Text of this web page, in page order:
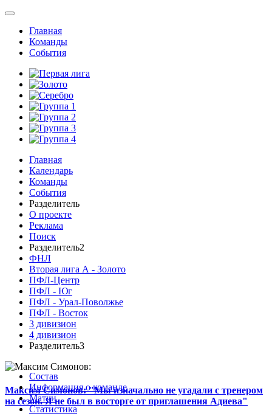
Главная
Команды
События
Главная
Календарь
Команды
События
Разделитель
О проекте
Реклама
Поиск
Разделитель2
ФНЛ
Вторая лига А - Золото
ПФЛ-Центр
ПФЛ - Юг
ПФЛ - Урал-Поволжье
ПФЛ - Восток
3 дивизион
4 дивизион
Разделитель3
Максим Симонов: "Мы изначально не угадали с тренером
на сезон. Я не был в восторге от приглашения Адиева"
Состав
Информация о команде
Матчи
Статистика